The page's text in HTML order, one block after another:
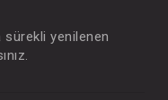
sürekli yenilenen